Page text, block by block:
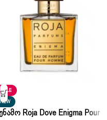
SALE
NEW
Roja Dove Enigma Pour